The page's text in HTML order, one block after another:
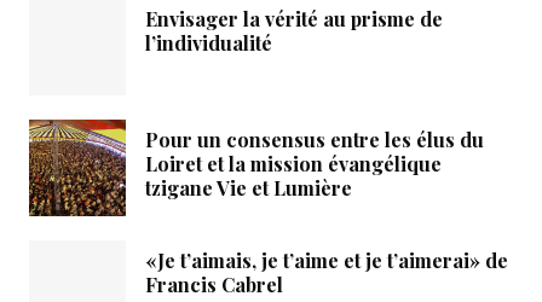
Envisager la vérité au prisme de
l’individualité
Pour un consensus entre les élus du
Loiret et la mission évangélique
tzigane Vie et Lumière
«Je t’aimais, je t’aime et je t’aimerai» de
Francis Cabrel